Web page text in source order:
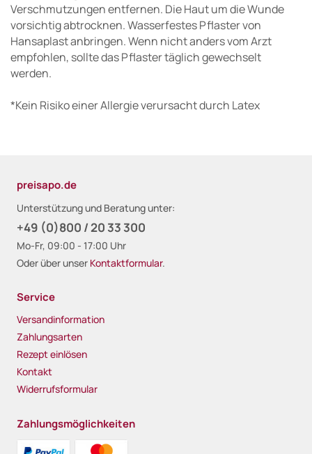
Verschmutzungen entfernen. Die Haut um die Wunde
vorsichtig abtrocknen. Wasserfestes Pflaster von
Hansaplast anbringen. Wenn nicht anders vom Arzt
empfohlen, sollte das Pflaster täglich gewechselt
werden.
*Kein Risiko einer Allergie verursacht durch Latex
preisapo.de
Unterstützung und Beratung unter:
+49 (0)800 / 20 33 300
Mo-Fr, 09:00 - 17:00 Uhr
Oder über unser Kontaktformular.
Service
Versandinformation
Zahlungsarten
Rezept einlösen
Kontakt
Widerrufsformular
Zahlungsmöglichkeiten